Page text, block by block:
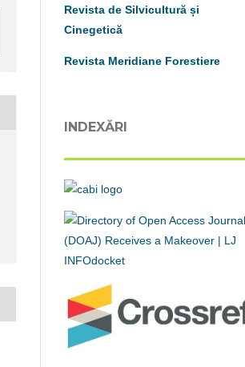
Revista de Silvicultură și
Cinegetică
Revista Meridiane Forestiere
INDEXĂRI